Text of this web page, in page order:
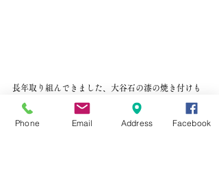
長年取り組んできました、大谷石の漆の焼き付けも
一つも節目として。
栃木県デザイン大賞の工芸部門賞を戴きました。
Phone Email Address Facebook